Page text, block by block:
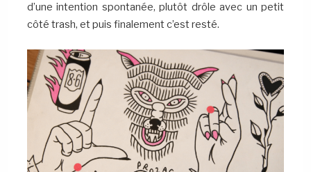
d’une intention spontanée, plutôt drôle avec un petit
côté trash, et puis finalement c’est resté.